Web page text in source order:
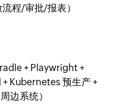
程/审批/报表）
+ Playwright +
Kubernetes 预生产 +
边系统）